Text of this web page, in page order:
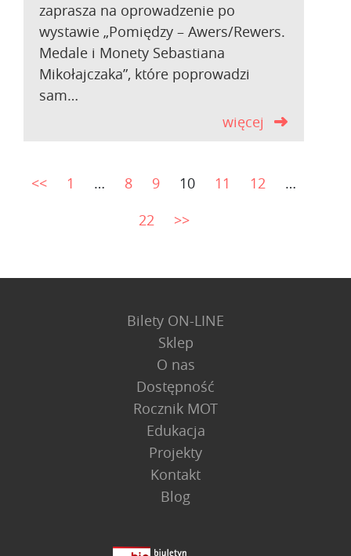
zaprasza na oprowadzenie po
wystawie „Pomiędzy – Awers/Rewers.
Medale i Monety Sebastiana
Mikołajczaka”, które poprowadzi
sam…
więcej
<< 1 … 8 9 10 11 12
…
22
>>
Bilety ON-LINE
Sklep
O nas
Dostępność
Rocznik MOT
Edukacja
Projekty
Kontakt
Blog